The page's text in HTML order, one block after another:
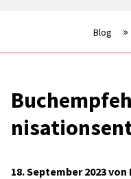
Blog
18. September 2023